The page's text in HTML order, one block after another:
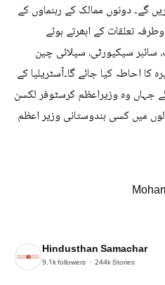
گے۔ دونوں ممالک کے رہنماوں کے
تعلقات کے ابھرتے ہوئے
سیکیورٹی، سپلائی چین
کا احاطہ کیا جائے گا۔آسٹریلیا کے
جہاں وہ وزیراعظم کرسٹوفر لکسن
چیت کریں گے۔ یہ 40 سالوں میں کسی ہندوستانی وزیر اعظم
Hindusthan Samachar
9.1kfollowers 244kStories